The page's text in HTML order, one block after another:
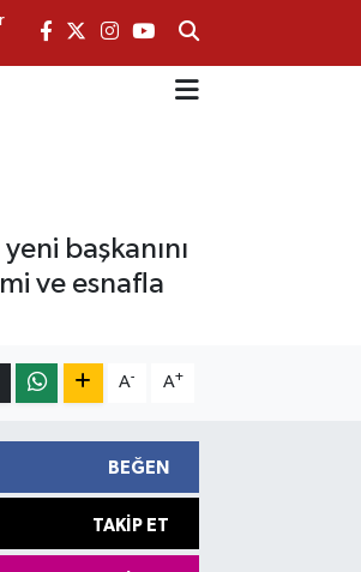
başkanını
ve esnafla
A- A+
BEĞEN
TAKIP ET